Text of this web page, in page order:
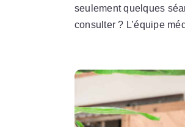
seulement quelques
consulter ? L’équipe